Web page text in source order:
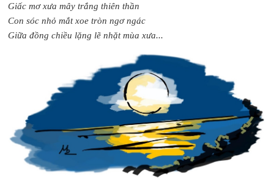
Giấc mơ xưa mây trắng thiên thần
Con sóc nhỏ mắt xoe tròn ngơ ngác
Giữa đồng chiều lặng lẽ nhặt mùa xưa...